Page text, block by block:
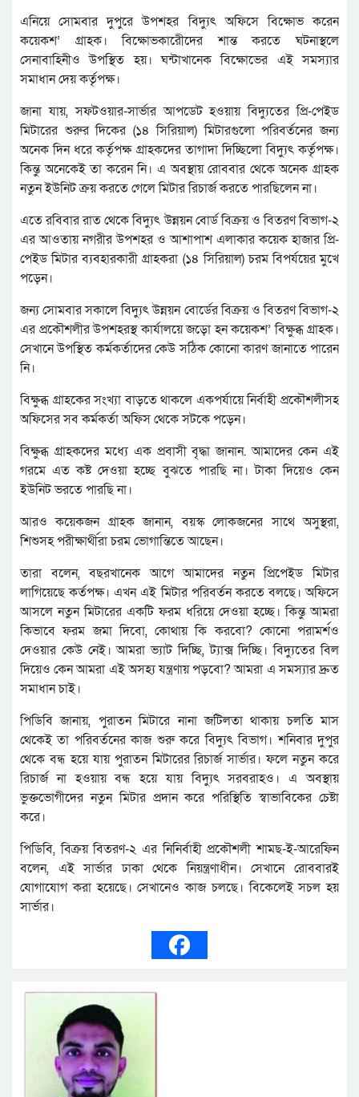
এনিয়ে সোমবার দুপুরে উপশহর বিদ্যুৎ অফিসে বিক্ষোভ করেন
কয়েকশ’ গ্রাহক। বিক্ষোভকারীেদের শান্ত করতে ঘটনাস্থলে
সেনাবাহিনীও উপস্থিত হয়। ঘন্টাখানেক বিক্ষোভের এই সমস্যার
সমাধান দেয় কর্তৃপক্ষ।
জানা যায়, সফটওয়ার-সার্ভার আপডেট হওয়ায় বিদ্যুতের প্রি-পেইড
মিটারের শুরুর দিকের (১৪ সিরিয়াল) মিটারগুলো পরিবর্তনের জন্য
অনেক দিন ধরে কর্তৃপক্ষ গ্রাহকদের তাগাদা দিচ্ছিলো বিদ্যুৎ কর্তৃপক্ষ।
কিন্তু অনেকেই তা করেন নি। এ অবস্থায় রোববার থেকে অনেক গ্রাহক
নতুন ইউনিট ক্রয় করতে গেলে মিটার রিচার্জ করতে পারছিলেন না।
এতে রবিবার রাত থেকে বিদ্যুৎ উন্নয়ন বোর্ড বিক্রয় ও বিতরণ বিভাগ-২
এর আওতায় নগরীর উপশহর ও আশাপাশ এলাকার কয়েক হাজার প্রি-
পেইড মিটার ব্যবহারকারী গ্রাহকরা (১৪ সিরিয়াল) চরম বিপর্যয়ের মুখে
পড়েন।
জন্য সোমবার সকালে বিদ্যুৎ উন্নয়ন বোর্ডের বিক্রয় ও বিতরণ বিভাগ-২
এর প্রকৌশলীর উপশহরস্থ কার্যালয়ে জড়ো হন কয়েকশ’ বিক্ষুব্ধ গ্রাহক।
সেখানে উপস্থিত কর্মকর্তাদের কেউ সঠিক কোনো কারণ জানাতে পারেন
নি।
বিক্ষুব্ধ গ্রাহকের সংখ্যা বাড়তে থাকলে একপর্যায়ে নির্বাহী প্রকৌশলীসহ
অফিসের সব কর্মকর্তা অফিস থেকে সটকে পড়েন।
বিক্ষুব্ধ গ্রাহকদের মধ্যে এক প্রবাসী বৃদ্ধা জানান. আমাদের কেন এই
গরমে এত কষ্ট দেওয়া হচ্ছে বুঝতে পারছি না। টাকা দিয়েও কেন
ইউনিট ভরতে পারছি না।
আরও কয়েকজন গ্রাহক জানান, বয়স্ক লোকজনের সাথে অসুস্থরা,
শিশুসহ পরীক্ষার্থীরা চরম ভোগান্তিতে আছেন।
তারা বলেন, বছরখানেক আগে আমাদের নতুন প্রিপেইড মিটার
লাগিয়েছে কর্তপক্ষ। এখন এই মিটার পরিবর্তন করতে বলছে। অফিসে
আসলে নতুন মিটারের একটি ফরম ধরিয়ে দেওয়া হচ্ছে। কিন্তু আমরা
কিভাবে ফরম জমা দিবো, কোথায় কি করবো? কোনো পরামর্শও
দেওয়ার কেউ নেই। আমরা ভ্যাট দিচ্ছি, ট্যাক্স দিচ্ছি। বিদ্যুতের বিল
দিয়েও কেন আমরা এই অসহ্য যন্ত্রণায় পড়বো? আমরা এ সমস্যার দ্রুত
সমাধান চাই।
পিডিবি জানায়, পুরাতন মিটারে নানা জটিলতা থাকায় চলতি মাস
থেকেই তা পরিবর্তনের কাজ শুরু করে বিদ্যুৎ বিভাগ। শনিবার দুপুর
থেকে বন্ধ হয়ে যায় পুরাতন মিটারের রিচার্জ সার্ভার। ফলে নতুন করে
রিচার্জ না হওয়ায় বন্ধ হয়ে যায় বিদ্যুৎ সরবরাহও। এ অবস্থায়
ভুক্তভোগীদের নতুন মিটার প্রদান করে পরিস্থিতি স্বাভাবিকের চেষ্টা
করে।
পিডিবি, বিক্রয় বিতরণ-২ এর নিনির্বাহী প্রকৌশলী শামছ-ই-আরেফিন
বলেন, এই সার্ভার ঢাকা থেকে নিয়ন্ত্রণাধীন। সেখানে রোববারই
যোগাযোগ করা হয়েছে। সেখানেও কাজ চলছে। বিকেলেই সচল হয়
সার্ভার।